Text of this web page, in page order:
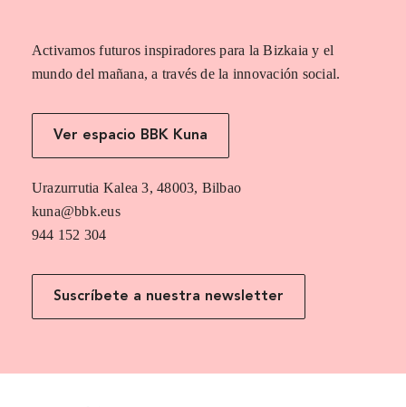
Activamos futuros inspiradores para la Bizkaia y el
mundo del mañana, a través de la innovación social.
Ver espacio BBK Kuna
Urazurrutia Kalea 3, 48003, Bilbao
kuna@bbk.eus
944 152 304
Suscríbete a nuestra newsletter